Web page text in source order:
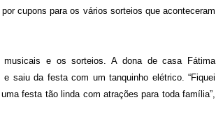
cupons para os vários sorteios que aconteceram
musicais e os sorteios. A dona de casa Fátima
saiu da festa com um tanquinho elétrico. “Fiquei
festa tão linda com atrações para toda família”,